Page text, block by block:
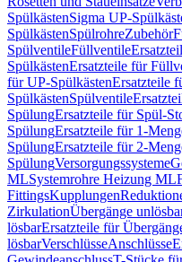
SpülkästenSigma UP-
SpülkästenSpülrohreZubehör
SpülventileFüllventile
SpülkästenErsatzteile für
für UP-SpülkästenErsatzteile
SpülkästenSpülventile
SpülungErsatzteile für Spül-
SpülungErsatzteile für 1-
SpülungErsatzteile für 2-
SpülungVersorgungssysteme
MLSystemrohre Heizung ML
FittingsKupplungen
ZirkulationÜbergänge
lösbarErsatzteile für
lösbarVerschlüsseAnschlüsse